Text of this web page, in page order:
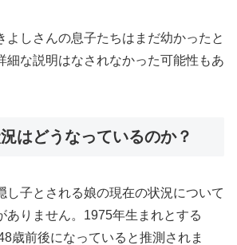
よしさんの息子たちはまだ幼かったと
細な説明はなされなかった可能性もあ
はどうなっているのか？
し子とされる娘の現在の状況について
ありません。1975年生まれとする
歳前後になっていると推測されま